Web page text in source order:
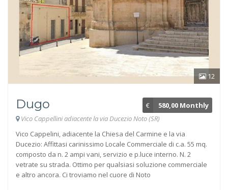
12
€ 580,00 Monthly
Dugo
Vico Cappellini adiacente la via Ducezio Noto (SR)
Vico Cappelini, adiacente la Chiesa del Carmine e la via
Ducezio: Affittasi carinissimo Locale Commerciale di c.a. 55 mq.
composto da n. 2 ampi vani, servizio e p.luce interno. N. 2
vetrate su strada. Ottimo per qualsiasi soluzione commerciale
e altro ancora. Ci troviamo nel cuore di Noto